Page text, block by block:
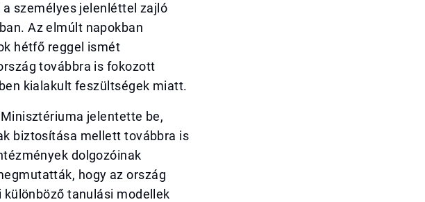
személyes jelenléttel zajló
Az elmúlt napokban
hétfő reggel ismét
továbbra is fokozott
kialakult feszültségek miatt.
jelentette be,
biztosítása mellett továbbra is
dolgozóinak
hogy az ország
tanulási modellek